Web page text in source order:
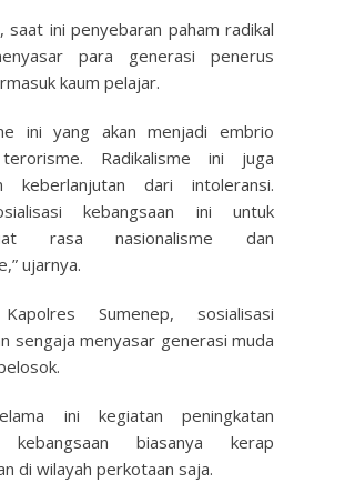
saat ini penyebaran paham radikal
para generasi penerus
kaum pelajar.
ini yang akan menjadi embrio
Radikalisme ini juga
keberlanjutan dari intoleransi.
kebangsaan ini untuk
rasa nasionalisme dan
ujarnya.
Sumenep, sosialisasi
sengaja menyasar generasi muda
ini kegiatan peningkatan
kebangsaan biasanya kerap
di wilayah perkotaan saja.